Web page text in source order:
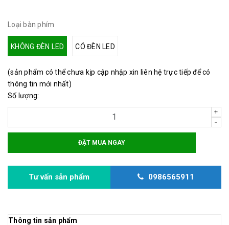
Loại bàn phím
KHÔNG ĐÈN LED CÓ ĐÈN LED
(sản phẩm có thể chưa kịp cập nhập xin liên hệ trực tiếp để có
thông tin mới nhất)
Số lượng:
+
-
ĐẶT MUA NGAY
Tư vấn sản phẩm 0986565911
Thông tin sản phẩm